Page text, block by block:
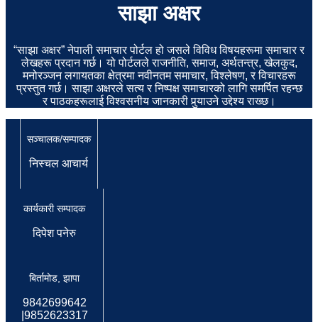
साझा अक्षर
“साझा अक्षर” नेपाली समाचार पोर्टल हो जसले विविध विषयहरूमा समाचार र
लेखहरू प्रदान गर्छ। यो पोर्टलले राजनीति, समाज, अर्थतन्त्र, खेलकुद,
मनोरञ्जन लगायतका क्षेत्रमा नवीनतम समाचार, विश्लेषण, र विचारहरू
प्रस्तुत गर्छ। साझा अक्षरले सत्य र निष्पक्ष समाचारको लागि समर्पित रहन्छ
र पाठकहरूलाई विश्वसनीय जानकारी पुर्‍याउने उद्देश्य राख्छ।
सञ्चालक/सम्पादक
निस्चल आचार्य
कार्यकारी सम्पादक
दिपेश पनेरु
बिर्तामोड, झापा
9842699642
|9852623317